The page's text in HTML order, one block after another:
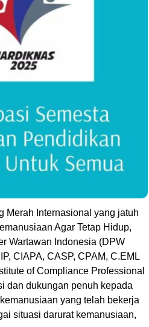
Merah Internasional yang jatuh
Agar Tetap Hidup,
Wartawan Indonesia (DPW
CIAPA, CASP, CPAM, C.EML
of Compliance Professional
dan dukungan penuh kepada
yang telah bekerja
situasi darurat kemanusiaan,